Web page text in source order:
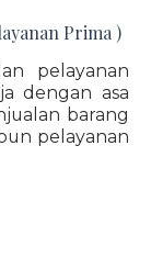
Prima )
pelayanan
dengan asa
barang
pelayanan